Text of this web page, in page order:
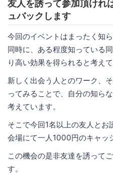
友人を誘って参加頂けれ
ュバックします
今回のイベントはまったく知
同時に、ある程度知っている
り高い効果を得られると考えて
新しく出会う人とのワーク、
ってみることで、自分の知ら
考えています。
そこで今回1名以上の友人とお
会場にて一人1000円のキャッ
この機会の是非友達を誘って
す。